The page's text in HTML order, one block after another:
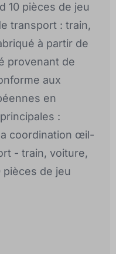
10 pièces de jeu
transport : train,
à partir de
provenant de
aux
en
:
coordination œil-
- train, voiture,
pièces de jeu